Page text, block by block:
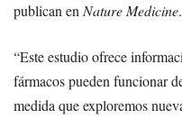
publican en Nature Medicine.
“Este estudio ofrece
fármacos pueden funcionar
medida que exploremos